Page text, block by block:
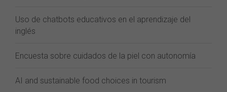
Uso de chatbots educativos en el aprendizaje del
inglés
Encuesta sobre cuidados de la piel con autonomía
AI and sustainable food choices in tourism